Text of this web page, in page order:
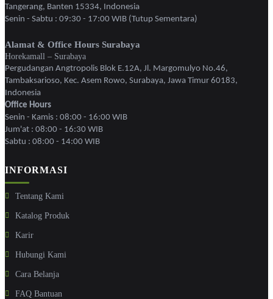
Tangerang, Banten 15334, Indonesia
Senin - Sabtu : 09:30 - 17:00 WIB (Tutup Sementara)
Alamat & Office Hours Surabaya
Horekamall – Surabaya
Pergudangan Angtropolis Blok E.12A, Jl. Margomulyo No.46,
Tambaksarioso, Kec. Asem Rowo, Surabaya, Jawa Timur 60183,
Indonesia
Office Hours
Senin - Kamis : 08:00 - 16:00 WIB
Jum'at : 08:00 - 16:30 WIB
Sabtu : 08:00 - 14:00 WIB
INFORMASI
Tentang Kami
Katalog Produk
Karir
Hubungi Kami
Cara Belanja
FAQ Bantuan